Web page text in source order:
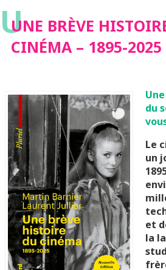
UUNE BRÈVE
CINÉMA – 1895-2025
du
Le
un
et
la